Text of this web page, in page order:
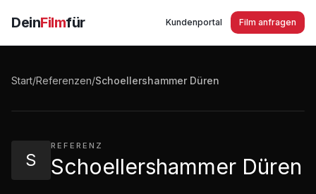
DeinFilmfür Kundenportal Film anfragen
Start/Referenzen/Schoellershammer Düren
S
REFERENZ
Schoellershammer Düren
Schoellershammer Düren Commercial Video